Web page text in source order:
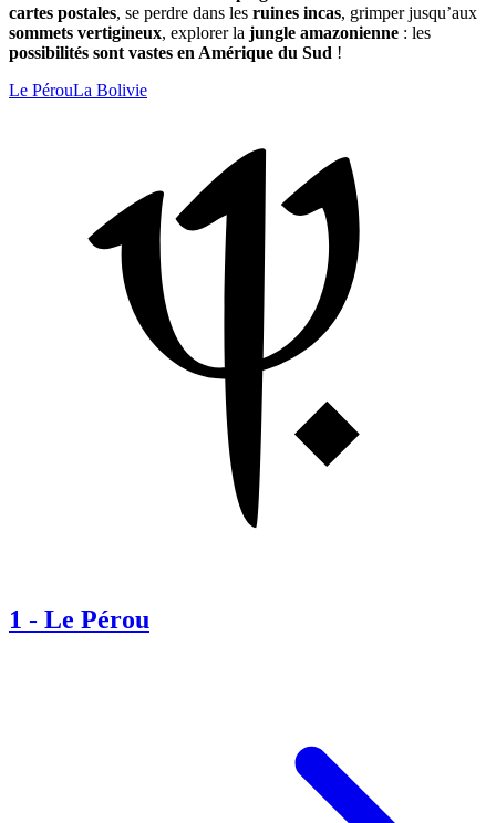
cartes postales, se perdre dans les ruines incas, grimper jusqu’aux
sommets vertigineux, explorer la jungle amazonienne : les
possibilités sont vastes en Amérique du Sud !
Le PérouLa Bolivie
1 - Le Pérou